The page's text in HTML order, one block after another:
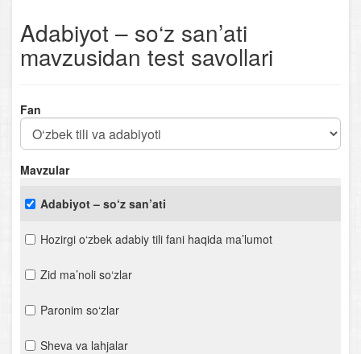
Adabiyot – so‘z san’ati
mavzusidan test savollari
Fan
Mavzular
Adabiyot – so‘z san’ati
Hozirgi o‘zbek adabiy tili fani haqida ma’lumot
Zid ma’noli so‘zlar
Paronim so‘zlar
Sheva va lahjalar